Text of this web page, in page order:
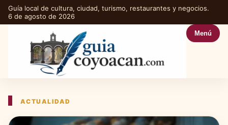
Guía local de cultura, ciudad, turismo, restaurantes y negocios.
6 de agosto de 2026
Menú
ACTUALIDAD